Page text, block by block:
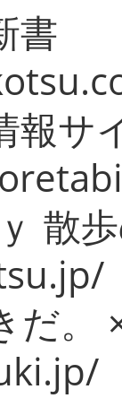
書
報サ
散
だ。